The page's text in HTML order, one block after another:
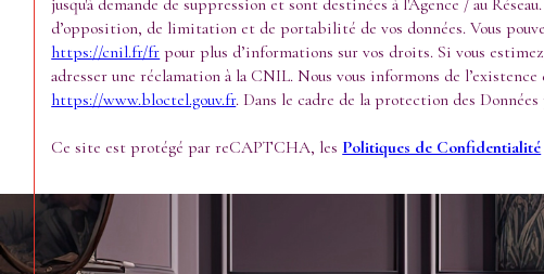
jusqu'à demande de suppression et sont destinées à l'Agence / au
d’opposition, de limitation et de portabilité de vos données. Vous
https://cnil.fr/fr pour plus d’informations sur vos droits. Si vous
adresser une réclamation à la CNIL. Nous vous informons de
https://www.bloctel.gouv.fr. Dans le cadre de la protection des
Ce site est protégé par reCAPTCHA, les Politiques de Confidentialité